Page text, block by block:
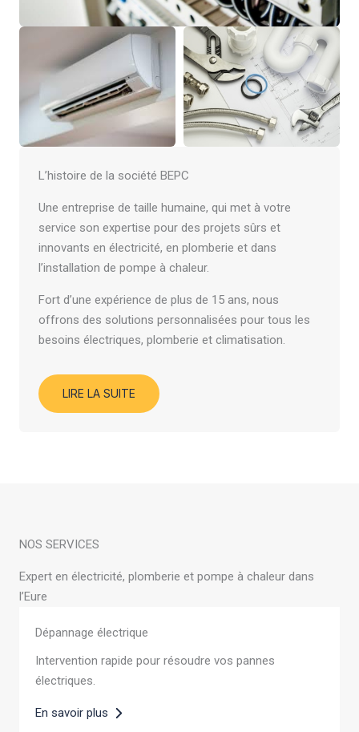
L’histoire de la société BEPC
Une entreprise de taille humaine, qui met à votre
service son expertise pour des projets sûrs et
innovants en électricité, en plomberie et dans
l’installation de pompe à chaleur.
Fort d’une expérience de plus de 15 ans, nous
offrons des solutions personnalisées pour tous les
besoins électriques, plomberie et climatisation.
LIRE LA SUITE
NOS SERVICES
Expert en électricité, plomberie et pompe à chaleur dans
l’Eure
Dépannage électrique
Intervention rapide pour résoudre vos pannes
électriques.
En savoir plus